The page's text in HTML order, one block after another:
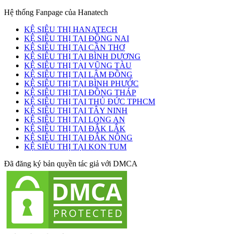
Hệ thống Fanpage của Hanatech
KỆ SIÊU THỊ HANATECH
KỆ SIÊU THỊ TẠI ĐỒNG NAI
KỆ SIÊU THỊ TẠI CẦN THƠ
KỆ SIÊU THỊ TẠI BÌNH DƯƠNG
KỆ SIÊU THỊ TẠI VŨNG TÀU
KỆ SIÊU THỊ TẠI LÂM ĐỒNG
KỆ SIÊU THỊ TẠI BÌNH PHƯỚC
KỆ SIÊU THỊ TẠI ĐỒNG THÁP
KỆ SIÊU THỊ TẠI THỦ ĐỨC TPHCM
KỆ SIÊU THỊ TẠI TÂY NINH
KỆ SIÊU THỊ TẠI LONG AN
KỆ SIÊU THỊ TẠI ĐẮK LẮK
KỆ SIÊU THỊ TẠI ĐẮK NÔNG
KỆ SIÊU THỊ TẠI KON TUM
Đã đăng ký bản quyền tác giả với DMCA